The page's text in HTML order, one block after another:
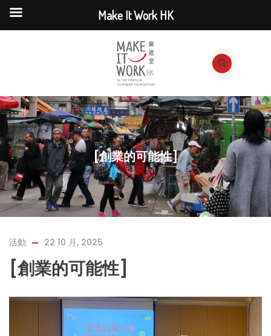
[創業的可能性]
活動 22 10 月, 2025
[創業的可能性]
Make It Work HK